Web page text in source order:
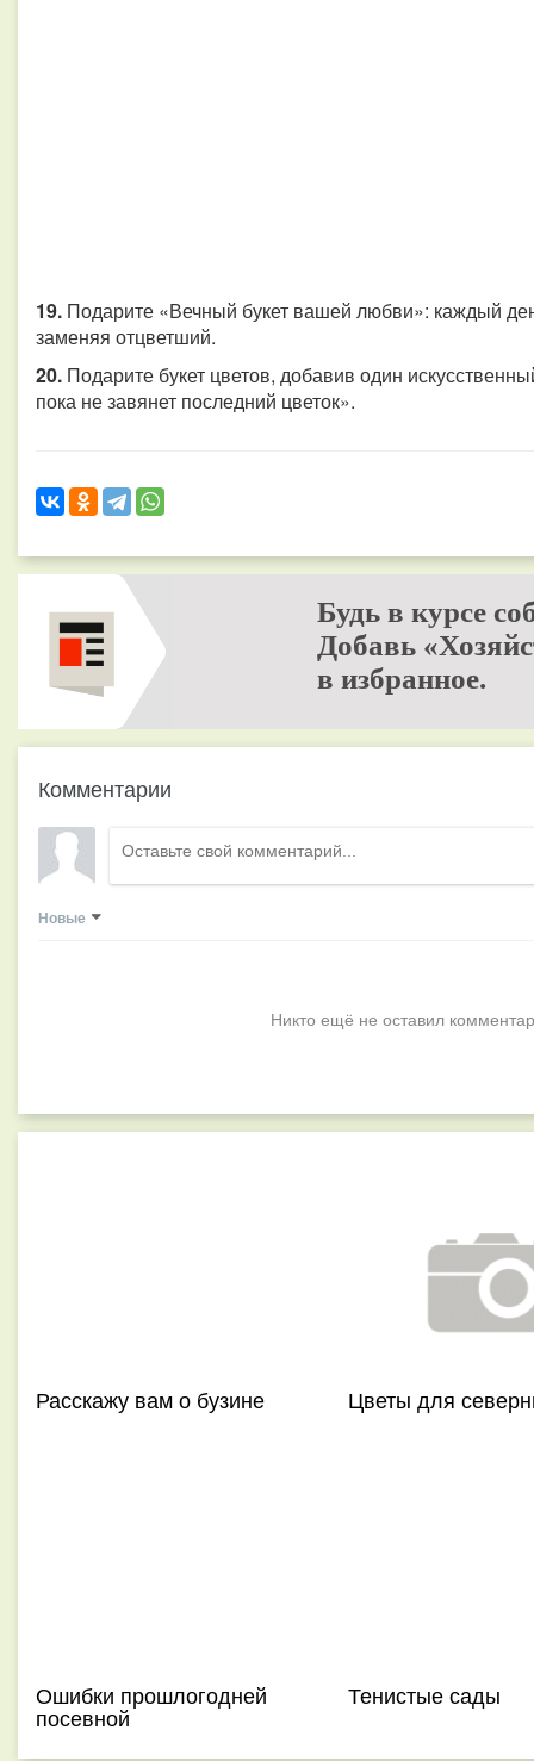
19. Подарите «Вечный букет вашей любви»: каждый
заменяя отцветший.
20. Подарите букет цветов, добавив один
пока не завянет последний цветок».
Будь в курсе
Добавь
в избранное.
Комментарии
Новые
Никто ещё не оставил
Расскажу вам о бузине Цветы для
Ошибки прошлогодней
посевной
Тенистые сады